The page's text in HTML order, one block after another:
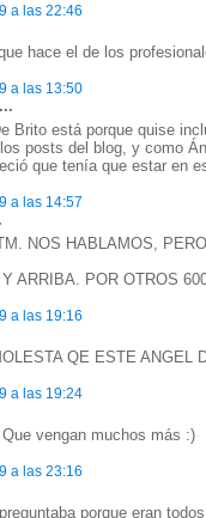
a las 22:46
hace el de los
a las 13:50
Brito está porque quise
posts del blog, y como
que tenía que estar en
a las 14:57
NOS HABLAMOS,
ARRIBA. POR OTROS
a las 19:16
QE ESTE ANGEL
a las 19:24
vengan muchos más :)
a las 23:16
porque eran